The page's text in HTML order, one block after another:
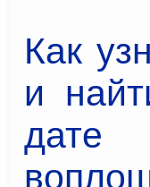
Как
и
дате